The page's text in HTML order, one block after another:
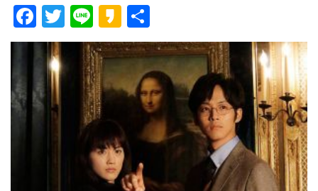
F
ac
e
b
o
o
T
w
itt
er
Li
n
e
K
a
k
a
o
有